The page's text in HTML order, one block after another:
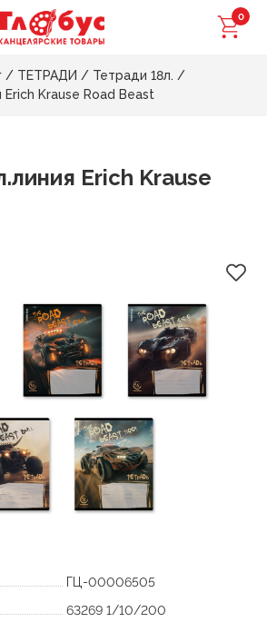
0
/ ТЕТРАДИ / Тетради 18л. /
Erich Krause Road Beast
Erich Krause
ГЦ-00006505
63269 1/10/200